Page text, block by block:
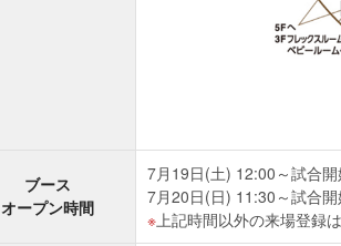
ブース
オープン時間
7月19日(土) 12:00～試合開
7月20日(日) 11:30～試合開
上記時間以外の来場登録